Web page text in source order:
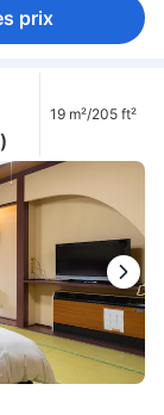
prix
19 m²/205 ft²